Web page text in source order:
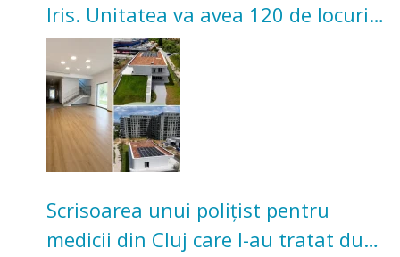
Iris. Unitatea va avea 120 de locuri
pentru copii
Scrisoarea unui polițist pentru
medicii din Cluj care l-au tratat după